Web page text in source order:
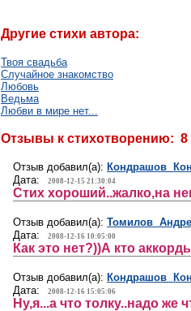
Другие стихи автора:
Твоя свадьба
Случайное знакомство
Любовь
Ведьма
Любви в мире нет...
Отзывы к стихотворению: 8
Отзыв добавил(а): Кондрашов
Дата:
2008-12-15 21:30:04
Стих хороший..жалко,на
Отзыв добавил(а): Томилов
Дата:
2008-12-16 10:05:00
Как это нет?))А кто
Отзыв добавил(а): Кондрашов
Дата:
2008-12-16 15:05:06
Ну,я...а что толку..надо